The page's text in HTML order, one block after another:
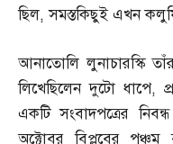
ছিল,সমস্তকিছুই এখন
আনাতোলি লুনাচারস্কি
লিখেছিলেন দুটো ধাপে,
একটি সংবাদপত্রের
অক্টোবর বিপ্লবের পঞ্চম